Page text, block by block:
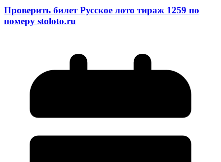
Проверить билет Русское лото тираж 1259 по
номеру stoloto.ru